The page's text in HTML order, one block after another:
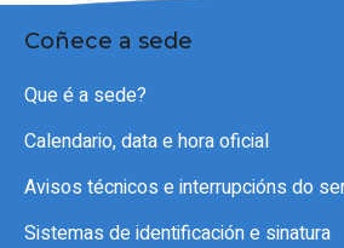
Coñece a sede
Que é a sede?
Calendario, data e hora oficial
Avisos técnicos e interrupcións do
Sistemas de identificación e sinatura